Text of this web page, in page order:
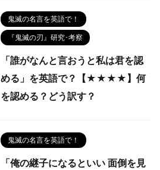
鬼滅の名言を英語で！
『鬼滅の刃』研究･考察
「誰がなんと言おうと私は君を認
める」を英語で？【★★★★】何
を認める？どう訳す？
鬼滅の名言を英語で！
「俺の継子になるといい 面倒を見